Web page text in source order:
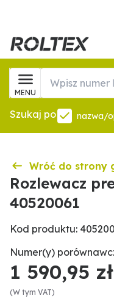
MENU
Szukaj po nazwa/
Wróć do strony
Rozlewacz
40520061
Kod produktu:
Numer(y)
1 590,95 zł
(W tym VAT)